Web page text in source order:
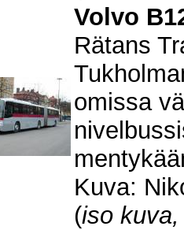
Volvo
Rätans
omissa
Kuva:
(iso